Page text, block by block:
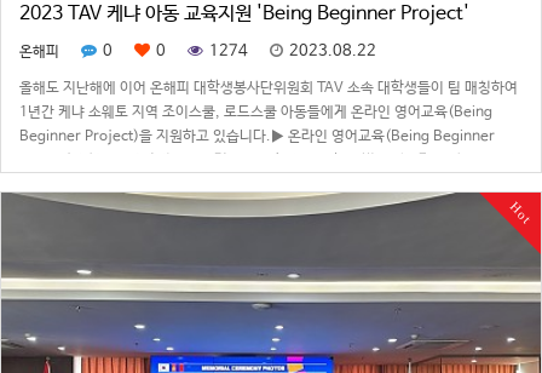
2023 TAV 케냐 아동 교육지원 'Being Beginner Project'
온해피 0 0 1274 2023.08.22
올해도 지난해에 이어 온해피 대학생봉사단위원회 TAV 소속 대학생들이 팀 매칭하여
1년간 케냐 소웨토 지역 조이스쿨, 로드스쿨 아동들에게 온라인 영어교육(Being
Beginner Project)을 지원하고 있습니다.▶ 온라인 영어교육(Being Beginner
Hot